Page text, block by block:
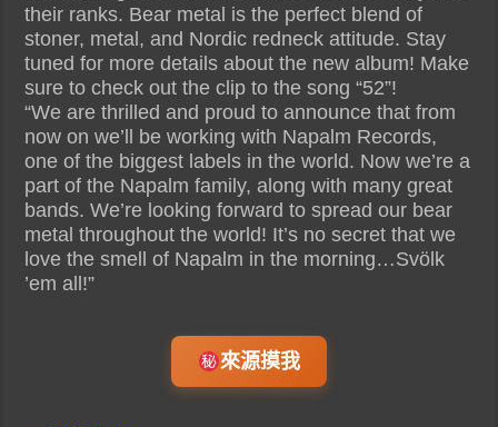
their ranks. Bear metal is the perfect blend of
stoner, metal, and Nordic redneck attitude. Stay
tuned for more details about the new album! Make
sure to check out the clip to the song “52”!
“We are thrilled and proud to announce that from
now on we’ll be working with Napalm Records,
one of the biggest labels in the world. Now we’re a
part of the Napalm family, along with many great
bands. We’re looking forward to spread our bear
metal throughout the world! It’s no secret that we
love the smell of Napalm in the morning…Svölk
’em all!”
來源摸我